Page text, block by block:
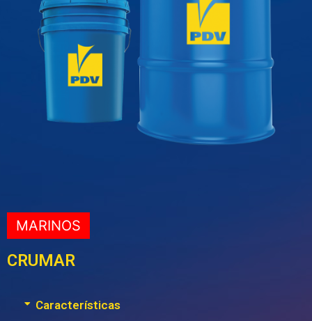
MARINOS
CRUMAR
Características